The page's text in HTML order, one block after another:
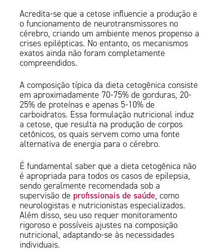
Acredita-se que a cetose influencie a produção e
o funcionamento de neurotransmissores no
cérebro, criando um ambiente menos propenso a
crises epilépticas. No entanto, os mecanismos
exatos ainda não foram completamente
compreendidos.
A composição típica da dieta cetogênica consiste
em aproximadamente 70-75% de gorduras, 20-
25% de proteínas e apenas 5-10% de
carboidratos. Essa formulação nutricional induz
a cetose, que resulta na produção de corpos
cetônicos, os quais servem como uma fonte
alternativa de energia para o cérebro.
É fundamental saber que a dieta cetogênica não
é apropriada para todos os casos de epilepsia,
sendo geralmente recomendada sob a
supervisão de profissionais de saúde, como
neurologistas e nutricionistas especializados.
Além disso, seu uso requer monitoramento
rigoroso e possíveis ajustes na composição
nutricional, adaptando-se às necessidades
individuais.